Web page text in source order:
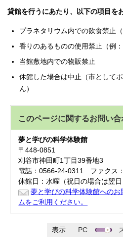
貸館を行うにあたり、以下の項目を
プラネタリウム内での飲食禁止
香りのあるものの使用禁止（例
当館敷地内での物販禁止
休館した場合は中止（市として
ん）
このページに関するお問い合
夢と学びの科学体験館
〒448-0851
刈谷市神田町1丁目39番地3
電話：0566-24-0311 ファクス
休館日：水曜（祝日の場合は翌
夢と学びの科学体験館への
ムをご利用ください。
表示 PC